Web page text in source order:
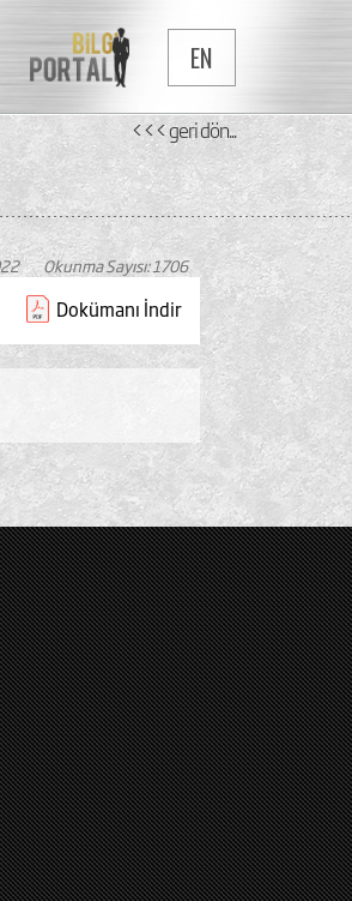
EN
<<< geri dön...
Okunma Sayısı: 1706
Dokümanı İndir